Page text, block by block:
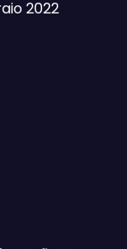
2022